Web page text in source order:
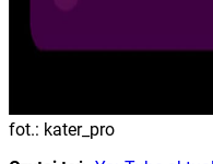
fot.: kater_pro